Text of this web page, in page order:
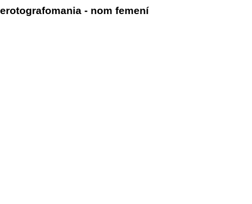
erotografomania - nom femení